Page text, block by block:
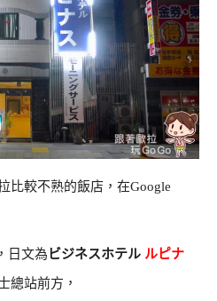
比較不熟的飯店，在Google
，日文為ビジネスホテル ルピナ
總站前方，